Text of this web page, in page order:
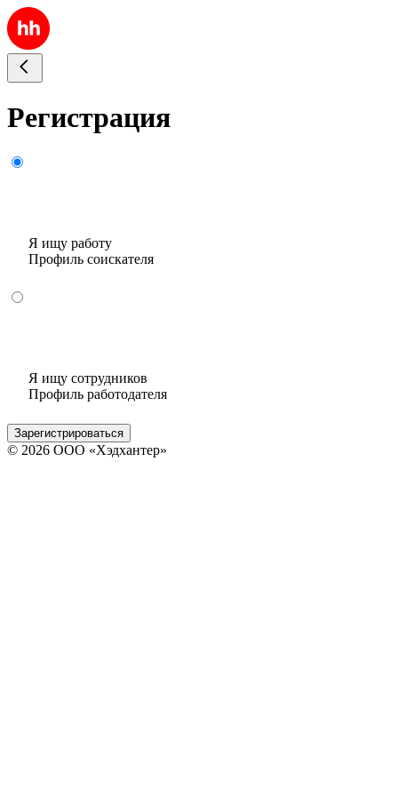
Регистрация
Я ищу работу
Профиль соискателя
Я ищу сотрудников
Профиль работодателя
Зарегистрироваться
© 2026 ООО «Хэдхантер»